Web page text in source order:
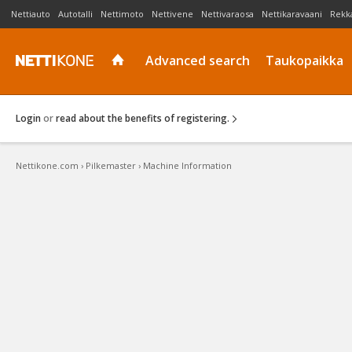
Nettiauto Autotalli Nettimoto Nettivene Nettivaraosa Nettikaravaani
Advanced search Taukopaikka
Login orread about the benefits of registering.
Nettikone.com › Pilkemaster › Machine Information